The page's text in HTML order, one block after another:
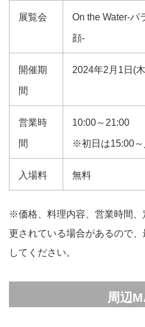
展覧会 On the Water-パ
顔-
開催期
間
2024年2月1日(
営業時
間
10:00～21:00
※初日は15:00
入場料 無料
※価格、料理内容、営業時間
更されている場合があるので
してください。
周辺